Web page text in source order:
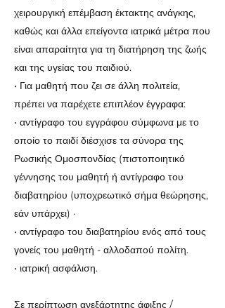
χειρουργική επέμβαση έκτακτης ανάγκης,
καθώς και άλλα επείγοντα ιατρικά μέτρα που
είναι απαραίτητα για τη διατήρηση της ζωής
και της υγείας του παιδιού.
• Για μαθητή που ζει σε άλλη πολιτεία,
πρέπει να παρέχετε επιπλέον έγγραφα:
• αντίγραφο του εγγράφου σύμφωνα με το
οποίο το παιδί διέσχισε τα σύνορα της
Ρωσικής Ομοσπονδίας (πιστοποιητικό
γέννησης του μαθητή ή αντίγραφο του
διαβατηρίου (υποχρεωτικό σήμα θεώρησης,
εάν υπάρχει) ·
• αντίγραφο του διαβατηρίου ενός από τους
γονείς του μαθητή - αλλοδαπού πολίτη.
• ιατρική ασφάλιση.
Σε περίπτωση ανεξάρτητης άφιξης /